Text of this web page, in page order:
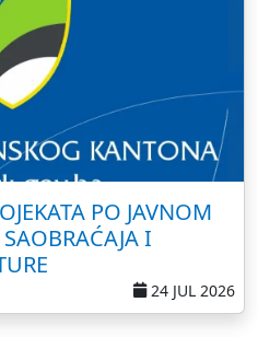
PO JAVNOM
I
24 JUL 2026